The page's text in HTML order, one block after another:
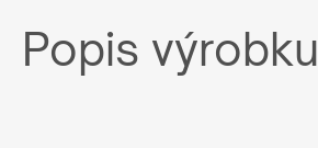
Popis výrobku